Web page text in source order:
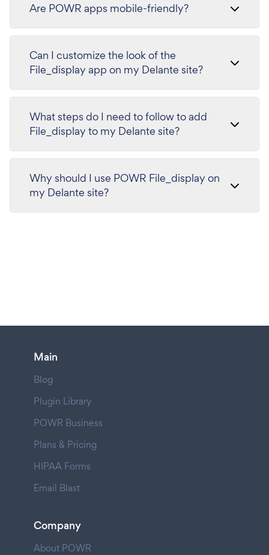
Are POWR apps mobile-friendly?
Can I customize the look of the
File_display app on my Delante site?
What steps do I need to follow to add
File_display to my Delante site?
Why should I use POWR File_display on
my Delante site?
Main
Blog
Plugin Library
POWR Business
Plans & Pricing
HIPAA Forms
Email Blast
Company
About POWR